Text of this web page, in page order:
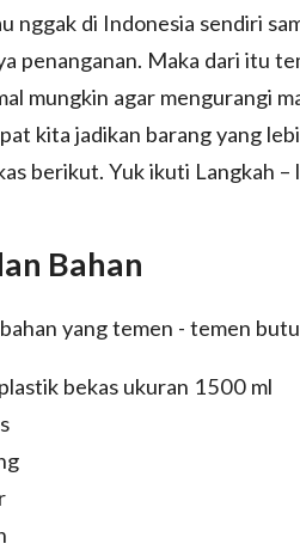
nggak di Indonesia sendiri
penanganan. Maka dari itu
mungkin agar mengurangi
kita jadikan barang yang
berikut. Yuk ikuti Langkah –
Bahan
yang temen - temen
bekas ukuran 1500 ml